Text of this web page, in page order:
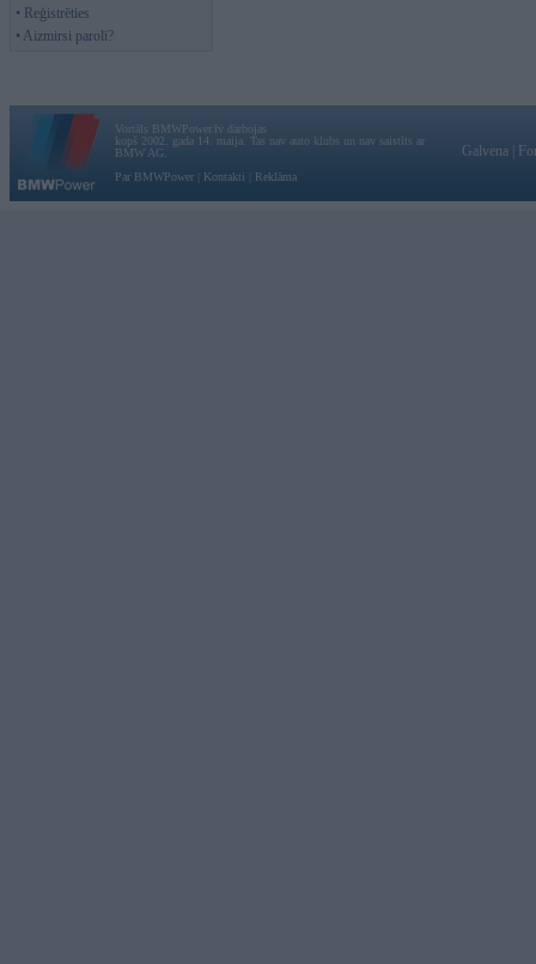
• Reģistrēties
• Aizmirsi paroli?
Vortāls BMWPower.lv darbojas
kopš 2002. gada 14. maija. Tas nav auto klubs un nav saistīts ar
BMW AG.
Par BMWPower
Kontakti Reklāma
Galvena